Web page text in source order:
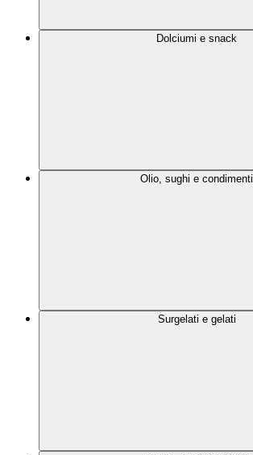
Dolciumi e snack
Olio, sughi e condimenti
Surgelati e gelati